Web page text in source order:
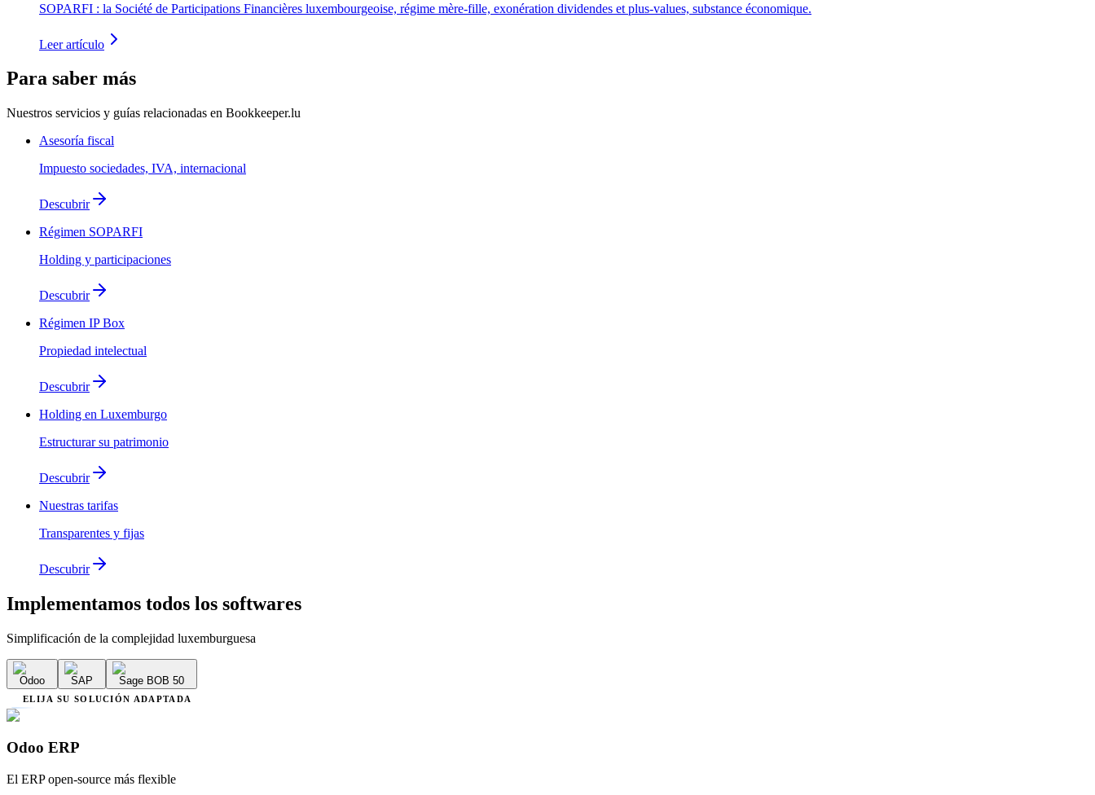
SOPARFI : la Société de Participations Financières luxembourgeoise, régime mère-fille, exonération dividendes et plus-values, substance économique.
Leer artículo
Para saber más
Nuestros servicios y guías relacionadas en Bookkeeper.lu
Asesoría fiscal
Impuesto sociedades, IVA, internacional
Descubrir
Régimen SOPARFI
Holding y participaciones
Descubrir
Régimen IP Box
Propiedad intelectual
Descubrir
Holding en Luxemburgo
Estructurar su patrimonio
Descubrir
Nuestras tarifas
Transparentes y fijas
Descubrir
Implementamos todos los softwares
Simplificación de la complejidad luxemburguesa
Odoo SAP Sage BOB 50
ELIJA SU SOLUCIÓN ADAPTADA
Odoo ERP
El ERP open-source más flexible